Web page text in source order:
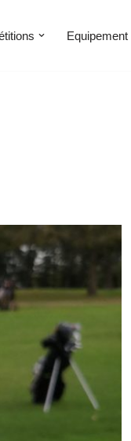
Equipement